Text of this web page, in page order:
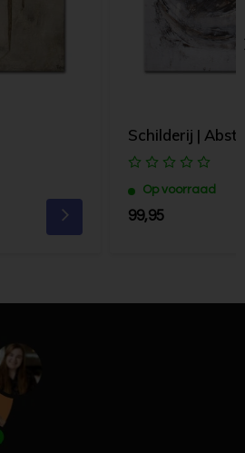
Schilderij |
Op voorraad
99,95